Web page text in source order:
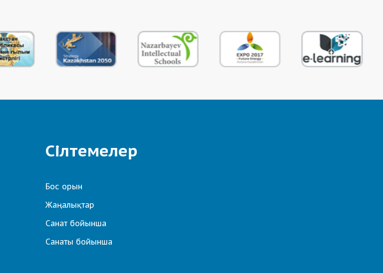
Сілтемелер
Бос орын
Жаңалықтар
Санат бойынша
Санаты бойынша